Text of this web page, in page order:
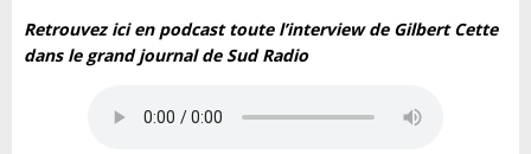
Retrouvez ici en podcast toute l’interview de Gilbert Cette
dans le grand journal de Sud Radio